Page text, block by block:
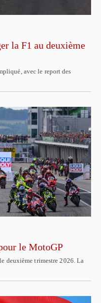
la F1 au deuxième
avec le report des
le MotoGP
deuxième trimestre 2026. La